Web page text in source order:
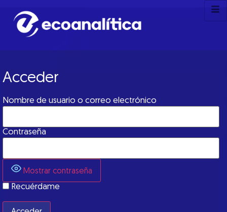
Acceder
Nombre de usuario o correo electrónico
Contraseña
Mostrar contraseña
Recuérdame